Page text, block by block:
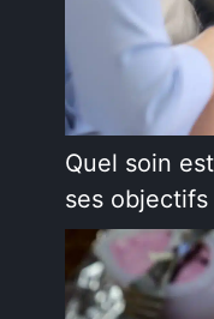
Quel soin
ses objectifs